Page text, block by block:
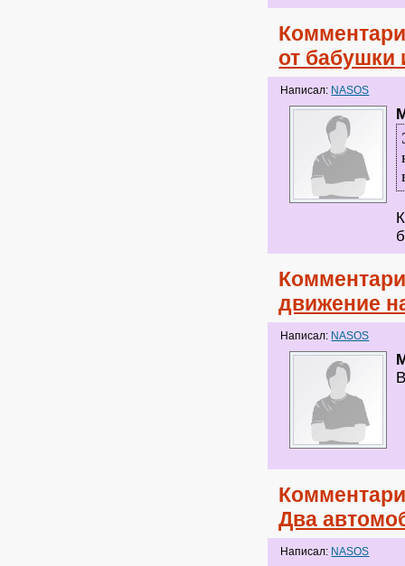
от бабушки
Написал: NASOS
движение
Написал: NASOS
Два
Написал: NASOS